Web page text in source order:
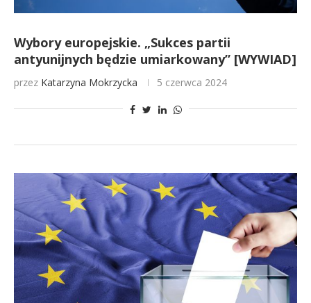
Wybory europejskie. „Sukces partii
antyunijnych będzie umiarkowany” [WYWIAD]
przez Katarzyna Mokrzycka 5 czerwca 2024